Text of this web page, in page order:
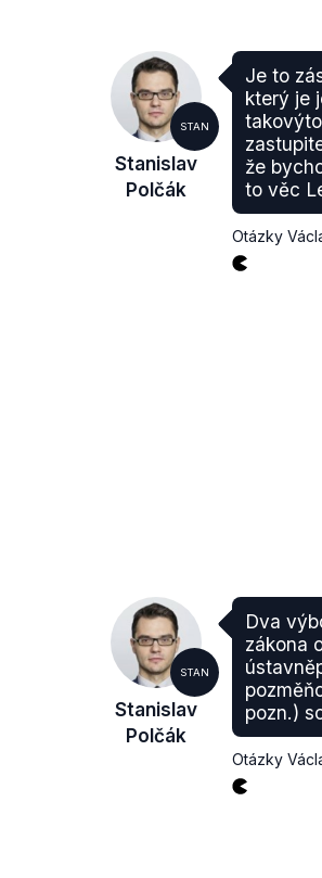
STAN
Stanislav
Polčák
Je to
který je
že
to věc
Otázky
STAN
Stanislav
Polčák
Dva
zákona
pozn.)
Otázky